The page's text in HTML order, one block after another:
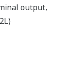
output,